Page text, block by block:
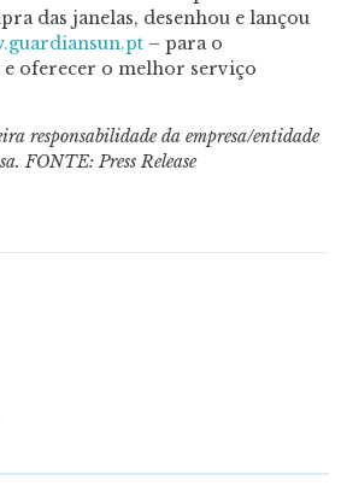
das janelas, desenhou e lançou
– para o
e oferecer o melhor serviço
responsabilidade da empresa/entidade
FONTE: Press Release